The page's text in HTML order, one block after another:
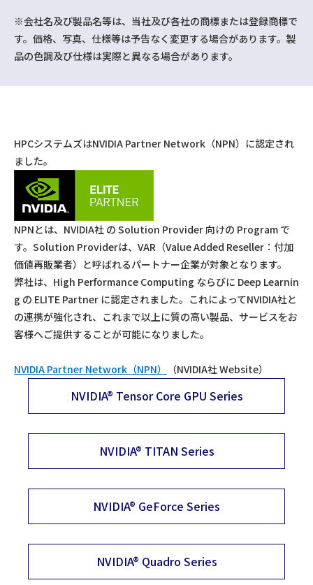
※会社名及び製品名等は、当社及び各社の商標または登録商標で
す。価格、写真、仕様等は予告なく変更する場合があります。製
品の色調及び仕様は実際と異なる場合があります。
HPCシステムズはNVIDIA Partner Network（NPN）に認定され
ました。
NPNとは、NVIDIA社 の Solution Provider 向けの Program で
す。Solution Providerは、VAR（Value Added Reseller：付加
価値再販業者）と呼ばれるパートナー企業が対象となります。
弊社は、High Performance Computing ならびに Deep Learnin
g の ELITE Partner に認定されました。これによってNVIDIA社と
の連携が強化され、これまで以上に質の高い製品、サービスをお
客様へご提供することが可能になりました。
NVIDIA Partner Network（NPN） （NVIDIA社 Website）
NVIDIA® Tensor Core GPU Series
NVIDIA® TITAN Series
NVIDIA® GeForce Series
NVIDIA® Quadro Series